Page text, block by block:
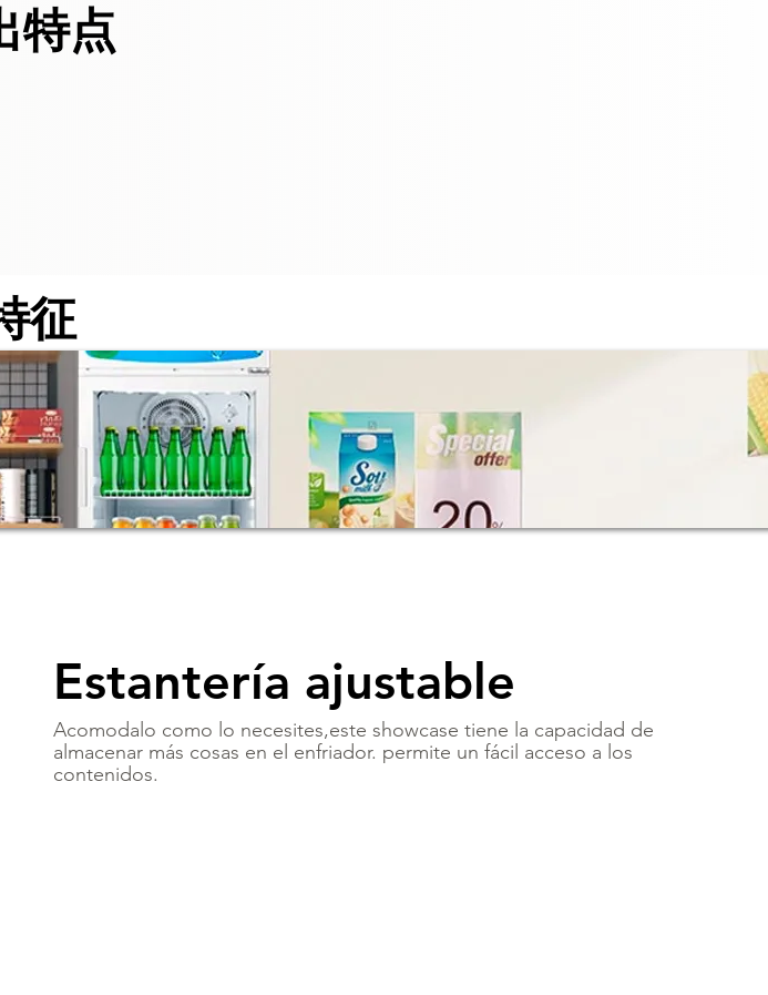
特点
征
Estantería ajustable
Acomodalo como lo necesites,este showcase tiene la capacidad de
almacenar más cosas en el enfriador. permite un fácil acceso a los
contenidos.